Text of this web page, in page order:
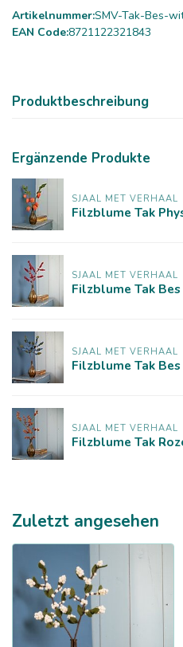
Artikelnummer:SMV-Tak-Bes-
EAN Code:8721122321843
Produktbeschreibung
Ergänzende Produkte
SJAAL MET VERHAAL
Filzblume Tak
SJAAL MET VERHAAL
Filzblume Tak
SJAAL MET VERHAAL
Filzblume Tak
SJAAL MET VERHAAL
Filzblume Tak
Zuletzt angesehen